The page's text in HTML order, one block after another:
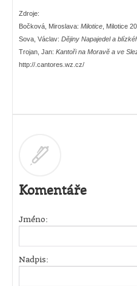
Zdroje:
Bočková, Miroslava: Milotice , Milotice
Sova, Václav: Dějiny Napajedel a
Trojan, Jan: Kantoři na Moravě a ve
http://.cantores.wz.cz/
Komentáře
Jméno:
Nadpis: